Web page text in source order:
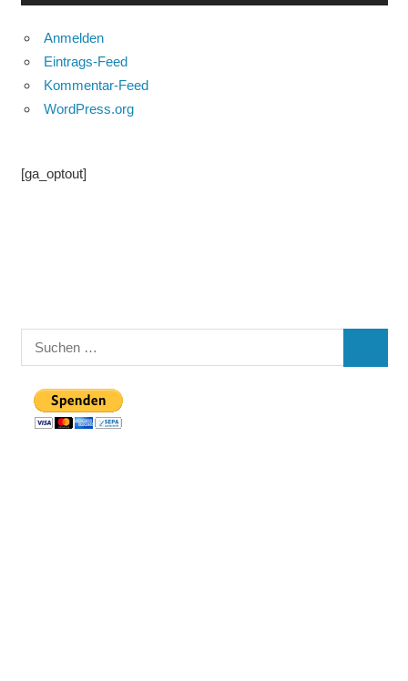
Anmelden
Eintrags-Feed
Kommentar-Feed
WordPress.org
[ga_optout]
Suchen
nach: